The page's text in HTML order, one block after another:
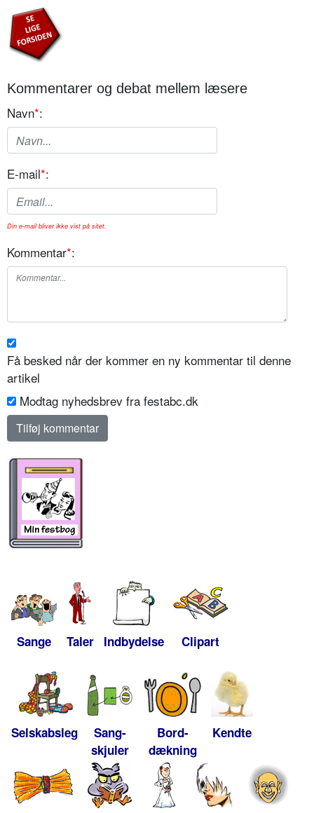
Kommentarer og debat mellem læsere
Navn*:
E-mail*:
Din e-mail bliver ikke vist på sitet.
Kommentar*:
Få besked når der kommer en ny kommentar til denne
artikel
Modtag nyhedsbrev fra festabc.dk
Sange Taler Indbydelse Clipart
Selskabsleg
Sang-
skjuler
Bord-
dækning
Kendte